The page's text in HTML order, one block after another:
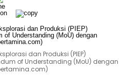
dan Produksi (PIEP)
of Understanding (MoU) dengan